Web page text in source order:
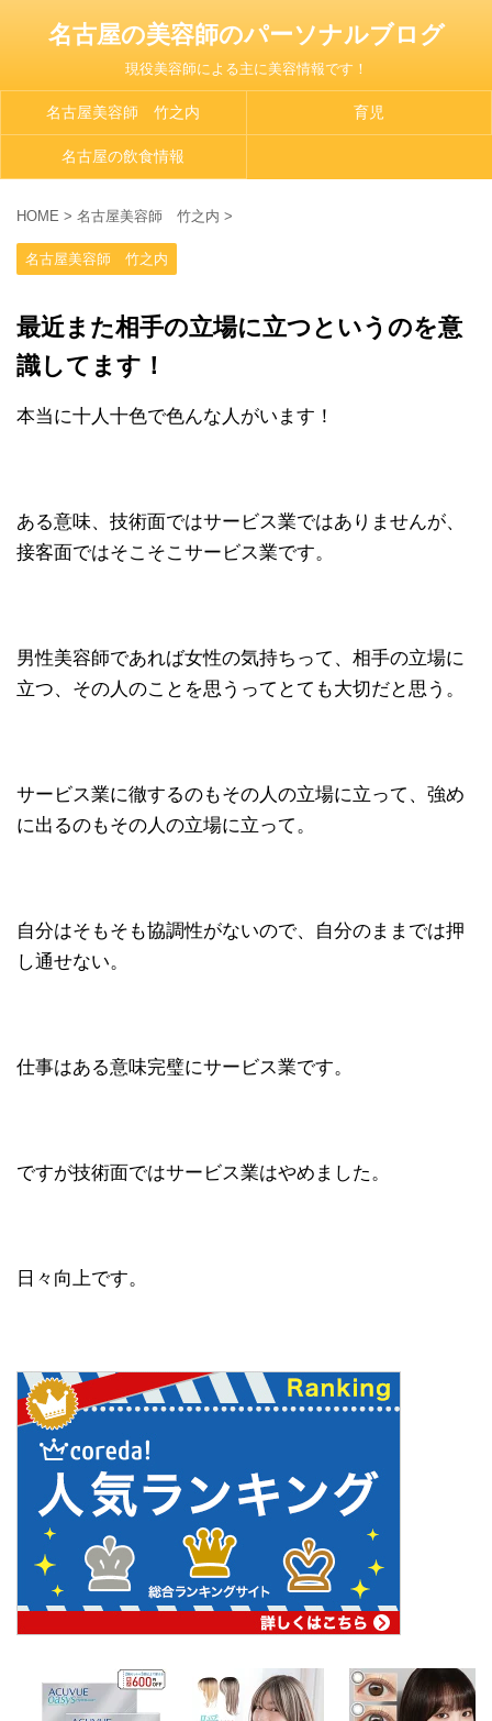
名古屋の美容師のパーソナルブログ
現役美容師による主に美容情報です！
名古屋美容師 竹之内 育児
名古屋の飲食情報
HOME > 名古屋美容師 竹之内 >
名古屋美容師 竹之内
最近また相手の立場に立つというのを意
識してます！
本当に十人十色で色んな人がいます！
ある意味、技術面ではサービス業ではありませんが、
接客面ではそこそこサービス業です。
男性美容師であれば女性の気持ちって、相手の立場に
立つ、その人のことを思うってとても大切だと思う。
サービス業に徹するのもその人の立場に立って、強め
に出るのもその人の立場に立って。
自分はそもそも協調性がないので、自分のままでは押
し通せない。
仕事はある意味完璧にサービス業です。
ですが技術面ではサービス業はやめました。
日々向上です。